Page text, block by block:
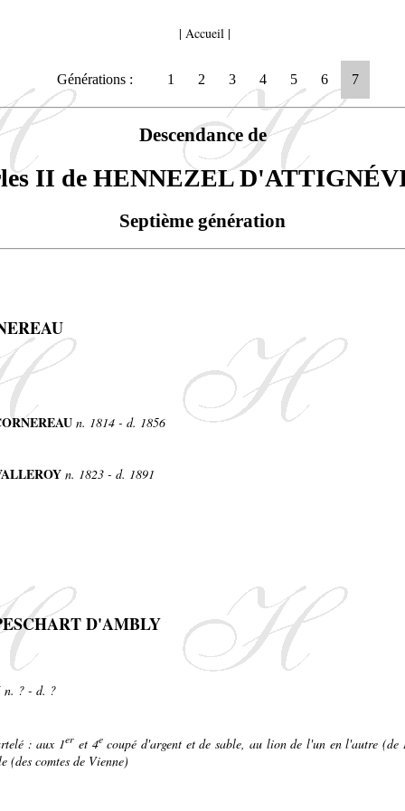
| Accueil |
Générations : 1 2 3 4 5 6 7
Descendance de
II de HENNEZEL
Septième génération
n. 1814 - d. 1856
n. 1823 - d. 1891
D'AMBLY
n. ? - d. ?
: aux 1er et 4ecoupé d'argent et de sable, au lion de l'un en l'autre (de
(des comtes de Vienne)